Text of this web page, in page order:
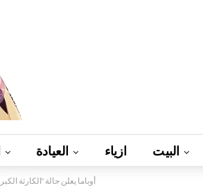
العيادة ازياء البيت
..أوباما يعلن حالة “الكارثة